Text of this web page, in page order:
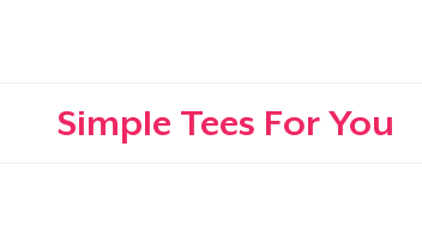
Simple Tees For You